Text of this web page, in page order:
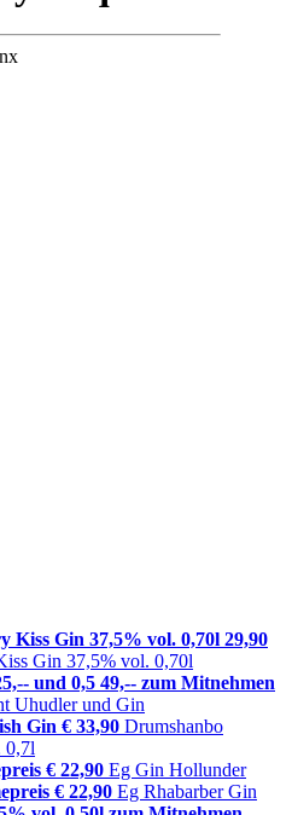
Kiss Gin 37,5% vol. 0,70l 29,90
Gin 37,5% vol. 0,70l
und 0,5 49,-- zum Mitnehmen
Uhudler und Gin
Gin € 33,90 Drumshanbo
0,7l
€ 22,90 Eg Gin Hollunder
€ 22,90 Eg Rhabarber Gin